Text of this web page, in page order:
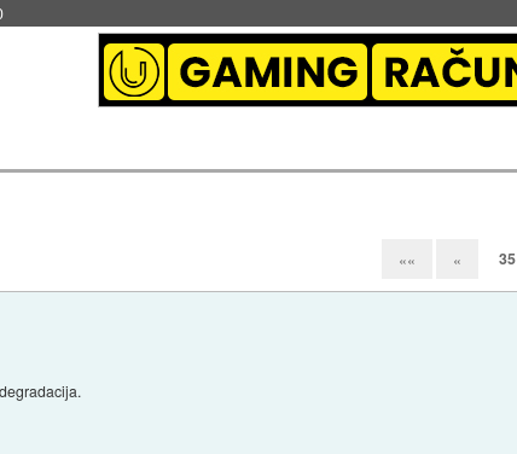
«« « 35